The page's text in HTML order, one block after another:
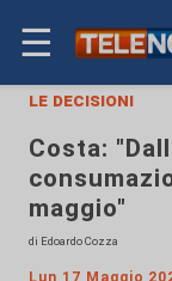
☰
le decisioni
Costa:
maggio"
di Edoardo Cozza
Lun 17 Maggio